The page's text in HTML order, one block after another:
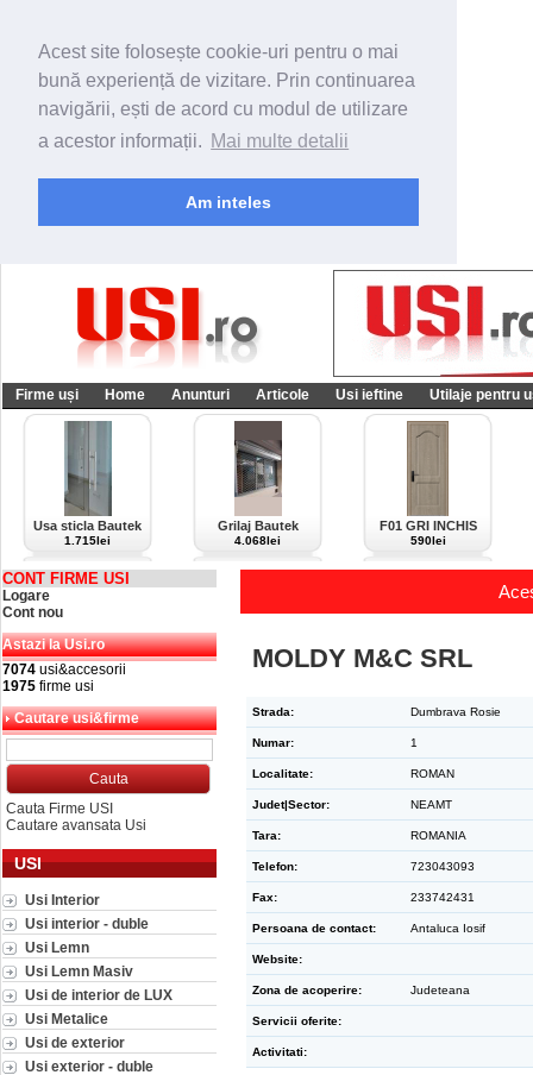
Acest site folosește cookie-uri pentru o mai
bună experiență de vizitare. Prin continuarea
navigării, ești de acord cu modul de utilizare
a acestor informații. Mai multe detalii
Am inteles
Firme uși Home Anunturi Articole Usi ieftine Utilaje pentru
Usa sticla Bautek
1.715lei
Grilaj Bautek
4.068lei
F01 GRI INCHIS
590lei
CONT FIRME USI
Logare
Cont nou
Astazi la Usi.ro
7074 usi&accesorii
1975 firme usi
Cautare usi&firme
Cauta Firme USI
Cautare avansata Usi
USI
Usi Interior
Usi interior - duble
Usi Lemn
Usi Lemn Masiv
Usi de interior de LUX
Usi Metalice
Usi de exterior
Usi exterior - duble
MOLDY M&C SRL
Strada: Dumbrava Rosie
Numar: 1
Localitate: ROMAN
Judet|Sector: NEAMT
Tara: ROMANIA
Telefon: 723043093
Fax: 233742431
Persoana de contact: Antaluca Iosif
Website:
Zona de acoperire: Judeteana
Servicii oferite:
Activitati: